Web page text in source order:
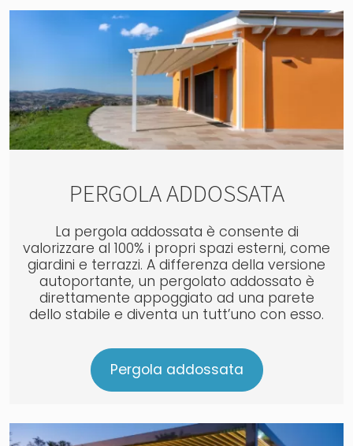
PERGOLA ADDOSSATA
La pergola addossata è consente di
valorizzare al 100% i propri spazi esterni, come
giardini e terrazzi. A differenza della versione
autoportante, un pergolato addossato è
direttamente appoggiato ad una parete
dello stabile e diventa un tutt’uno con esso.
Pergola addossata